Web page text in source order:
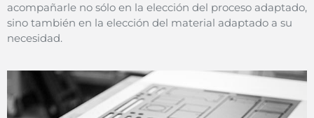
acompañarle no sólo en la elección del proceso adaptado,
sino también en la elección del material adaptado a su
necesidad.